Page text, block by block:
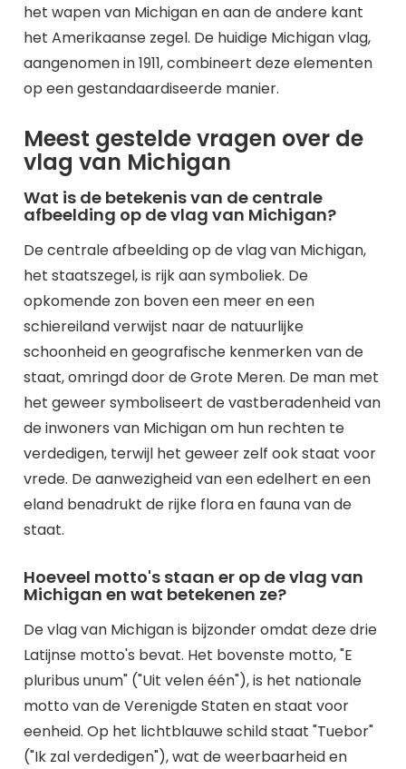
het wapen van Michigan en aan de andere kant
het Amerikaanse zegel. De huidige Michigan vlag,
aangenomen in 1911, combineert deze elementen
op een gestandaardiseerde manier.
Meest gestelde vragen over de
vlag van Michigan
Wat is de betekenis van de centrale
afbeelding op de vlag van Michigan?
De centrale afbeelding op de vlag van Michigan,
het staatszegel, is rijk aan symboliek. De
opkomende zon boven een meer en een
schiereiland verwijst naar de natuurlijke
schoonheid en geografische kenmerken van de
staat, omringd door de Grote Meren. De man met
het geweer symboliseert de vastberadenheid van
de inwoners van Michigan om hun rechten te
verdedigen, terwijl het geweer zelf ook staat voor
vrede. De aanwezigheid van een edelhert en een
eland benadrukt de rijke flora en fauna van de
staat.
Hoeveel motto's staan er op de vlag van
Michigan en wat betekenen ze?
De vlag van Michigan is bijzonder omdat deze drie
Latijnse motto's bevat. Het bovenste motto, "E
pluribus unum" ("Uit velen één"), is het nationale
motto van de Verenigde Staten en staat voor
eenheid. Op het lichtblauwe schild staat "Tuebor"
("Ik zal verdedigen"), wat de weerbaarheid en